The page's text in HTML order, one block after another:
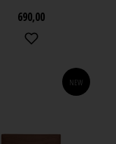
690,00
NEW